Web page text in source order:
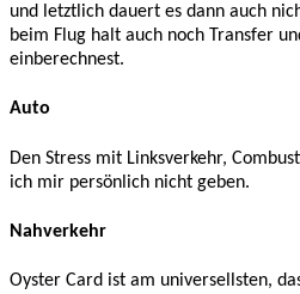
und letztlich dauert es dann auch
beim Flug halt auch noch Transfer
einberechnest.
Auto
Den Stress mit Linksverkehr,
ich mir persönlich nicht geben.
Nahverkehr
Oyster Card ist am universellsten,